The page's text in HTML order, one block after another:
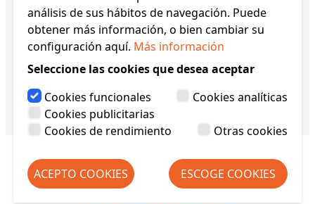
mascarilla FPP2. - Capacidad de filtración: 96% -
Reutilizable hasta 25 lavados. - Transpirable:
agradable al contacto con la piel. - Planchar (sin
vapor) después de cada lavado para mantener
sus propiedades. - Medida: trozo de tela de 50 x
150 cm - Composición: 100% Algodón.
Referencia:POPE
análisis de sus hábitos de navegación. Puede
obtener más información, o bien cambiar su
configuración aquí. Más información
Seleccione las cookies que desea aceptar
Cookies funcionales
Cookies analíticas
Cookies publicitarias
Cookies de rendimiento
Otras cookies
ACEPTO COOKIES ESCOGE COOKIES